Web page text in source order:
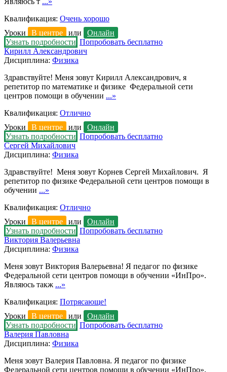
Квалификация: Очень хорошо
Уроки
В центре или
Онлайн
Узнать подробности Попробовать бесплатно
Кирилл Александрович
Дисциплина: Физика
Здравствуйте! Меня зовут Кирилл Александрович, я
репетитор по математике и физике Федеральной сети
центров помощи в обучении ...»
Квалификация: Отлично
Уроки
В центре или
Онлайн
Узнать подробности Попробовать бесплатно
Сергей Михайлович
Дисциплина: Физика
Здравствуйте! Меня зовут Корнев Сергей Михайлович. Я
репетитор по физике Федеральной сети центров помощи в
обучении ...»
Квалификация: Отлично
Уроки
В центре или
Онлайн
Узнать подробности Попробовать бесплатно
Виктория Валерьевна
Дисциплина: Физика
Меня зовут Виктория Валерьевна! Я педагог по физике
Федеральной сети центров помощи в обучении «ИнПро».
Являюсь такж ...»
Квалификация: Потрясающе!
Уроки
В центре или
Онлайн
Узнать подробности Попробовать бесплатно
Валерия Павловна
Дисциплина: Физика
Меня зовут Валерия Павловна. Я педагог по физике
Федеральной сети центров помощи в обучении «ИнПро».